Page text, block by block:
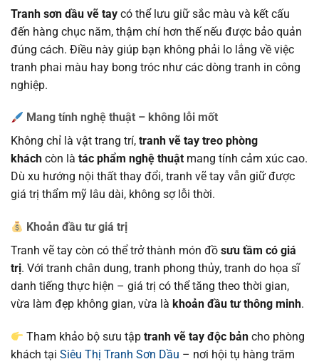
Tranh sơn dầu vẽ tay có thể lưu giữ sắc màu và kết cấu
đến hàng chục năm, thậm chí hơn thế nếu được bảo quản
đúng cách. Điều này giúp bạn không phải lo lắng về việc
tranh phai màu hay bong tróc như các dòng tranh in công
nghiệp.
Mang tính nghệ thuật – không lỗi mốt
Không chỉ là vật trang trí, tranh vẽ tay treo phòng
khách còn là tác phẩm nghệ thuật mang tính cảm xúc cao.
Dù xu hướng nội thất thay đổi, tranh vẽ tay vẫn giữ được
giá trị thẩm mỹ lâu dài, không sợ lỗi thời.
Khoản đầu tư giá trị
Tranh vẽ tay còn có thể trở thành món đồ sưu tầm có giá
trị. Với tranh chân dung, tranh phong thủy, tranh do họa sĩ
danh tiếng thực hiện – giá trị có thể tăng theo thời gian,
vừa làm đẹp không gian, vừa là khoản đầu tư thông minh.
Tham khảo bộ sưu tậptranh vẽ tay độc bản cho phòng
khách tại Siêu Thị Tranh Sơn Dầu – nơi hội tụ hàng trăm